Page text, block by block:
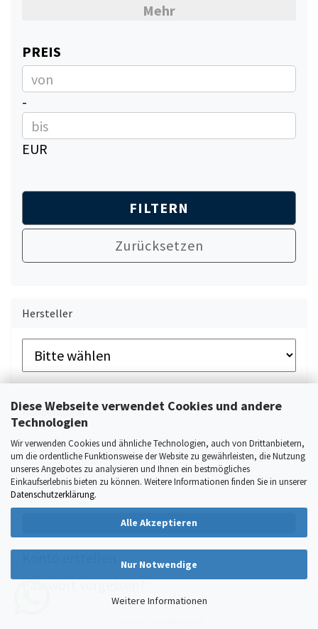
Diese Webseite verwendet Cookies und andere
Technologien
Wir verwenden Cookies und ähnliche Technologien, auch von Drittanbietern,
um die ordentliche Funktionsweise der Website zu gewährleisten, die Nutzung
unseres Angebotes zu analysieren und Ihnen ein bestmögliches
Einkaufserlebnis bieten zu können. Weitere Informationen finden Sie in unserer
Datenschutzerklärung.
Alle Akzeptieren
Nur Notwendige
Weitere Informationen
Unninox
PREIS
PREIS
Preis bis
-
EUR
FILTERN
Zurücksetzen
Hersteller
Kundenlogin
E-
Mail-
Adresse
Passwort
ANMELDEN
Passwort vergessen?